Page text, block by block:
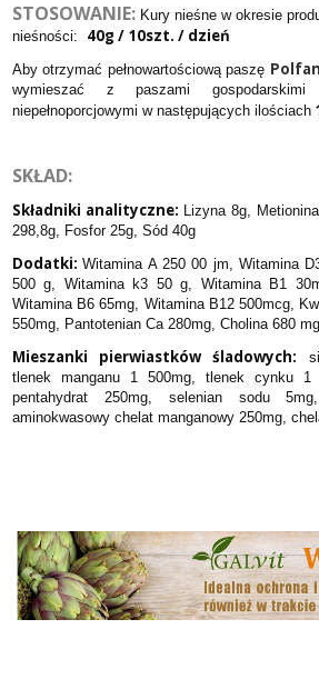
STOSOWANIE: Kury nieśne w okresie
nieśności: 40g / 10szt. / dzień
Aby otrzymać pełnowartościową paszę
wymieszać z paszami
niepełnoporcjowymi w następujących ilościach
SKŁAD:
Składniki analityczne: Lizyna 8g,
298,8g, Fosfor 25g, Sód 40g
Dodatki:Witamina A 250 00 jm, Witamina
500 g, Witamina k3 50 g, Witamina B1
Witamina B6 65mg, Witamina B12 500mcg,
550mg, Pantotenian Ca 280mg, Cholina 680 mg
Mieszanki pierwiastków śladowych:
tlenek manganu 1 500mg, tlenek cynku 1
pentahydrat 250mg, selenian sodu
aminokwasowy chelat manganowy 250mg,